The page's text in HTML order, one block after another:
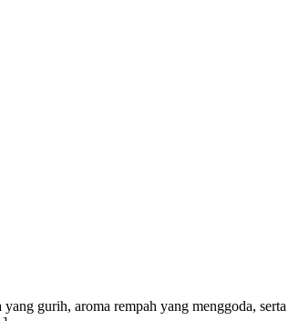
gurih, aroma rempah yang menggoda, serta